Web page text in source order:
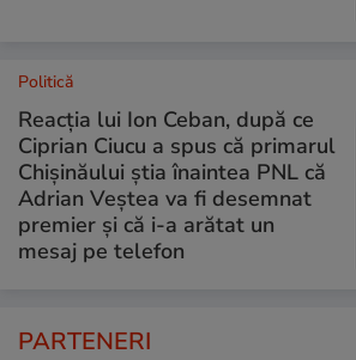
Politică
Reacția lui Ion Ceban, după ce
Ciprian Ciucu a spus că primarul
Chișinăului știa înaintea PNL că
Adrian Veștea va fi desemnat
premier și că i-a arătat un
mesaj pe telefon
PARTENERI